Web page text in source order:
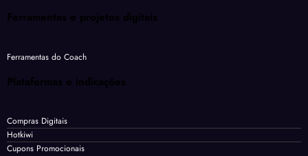
Ferramentas e projetos digitais
Ferramentas do Coach
Plataformas e indicações
Compras Digitais
Hotkiwi
Cupons Promocionais